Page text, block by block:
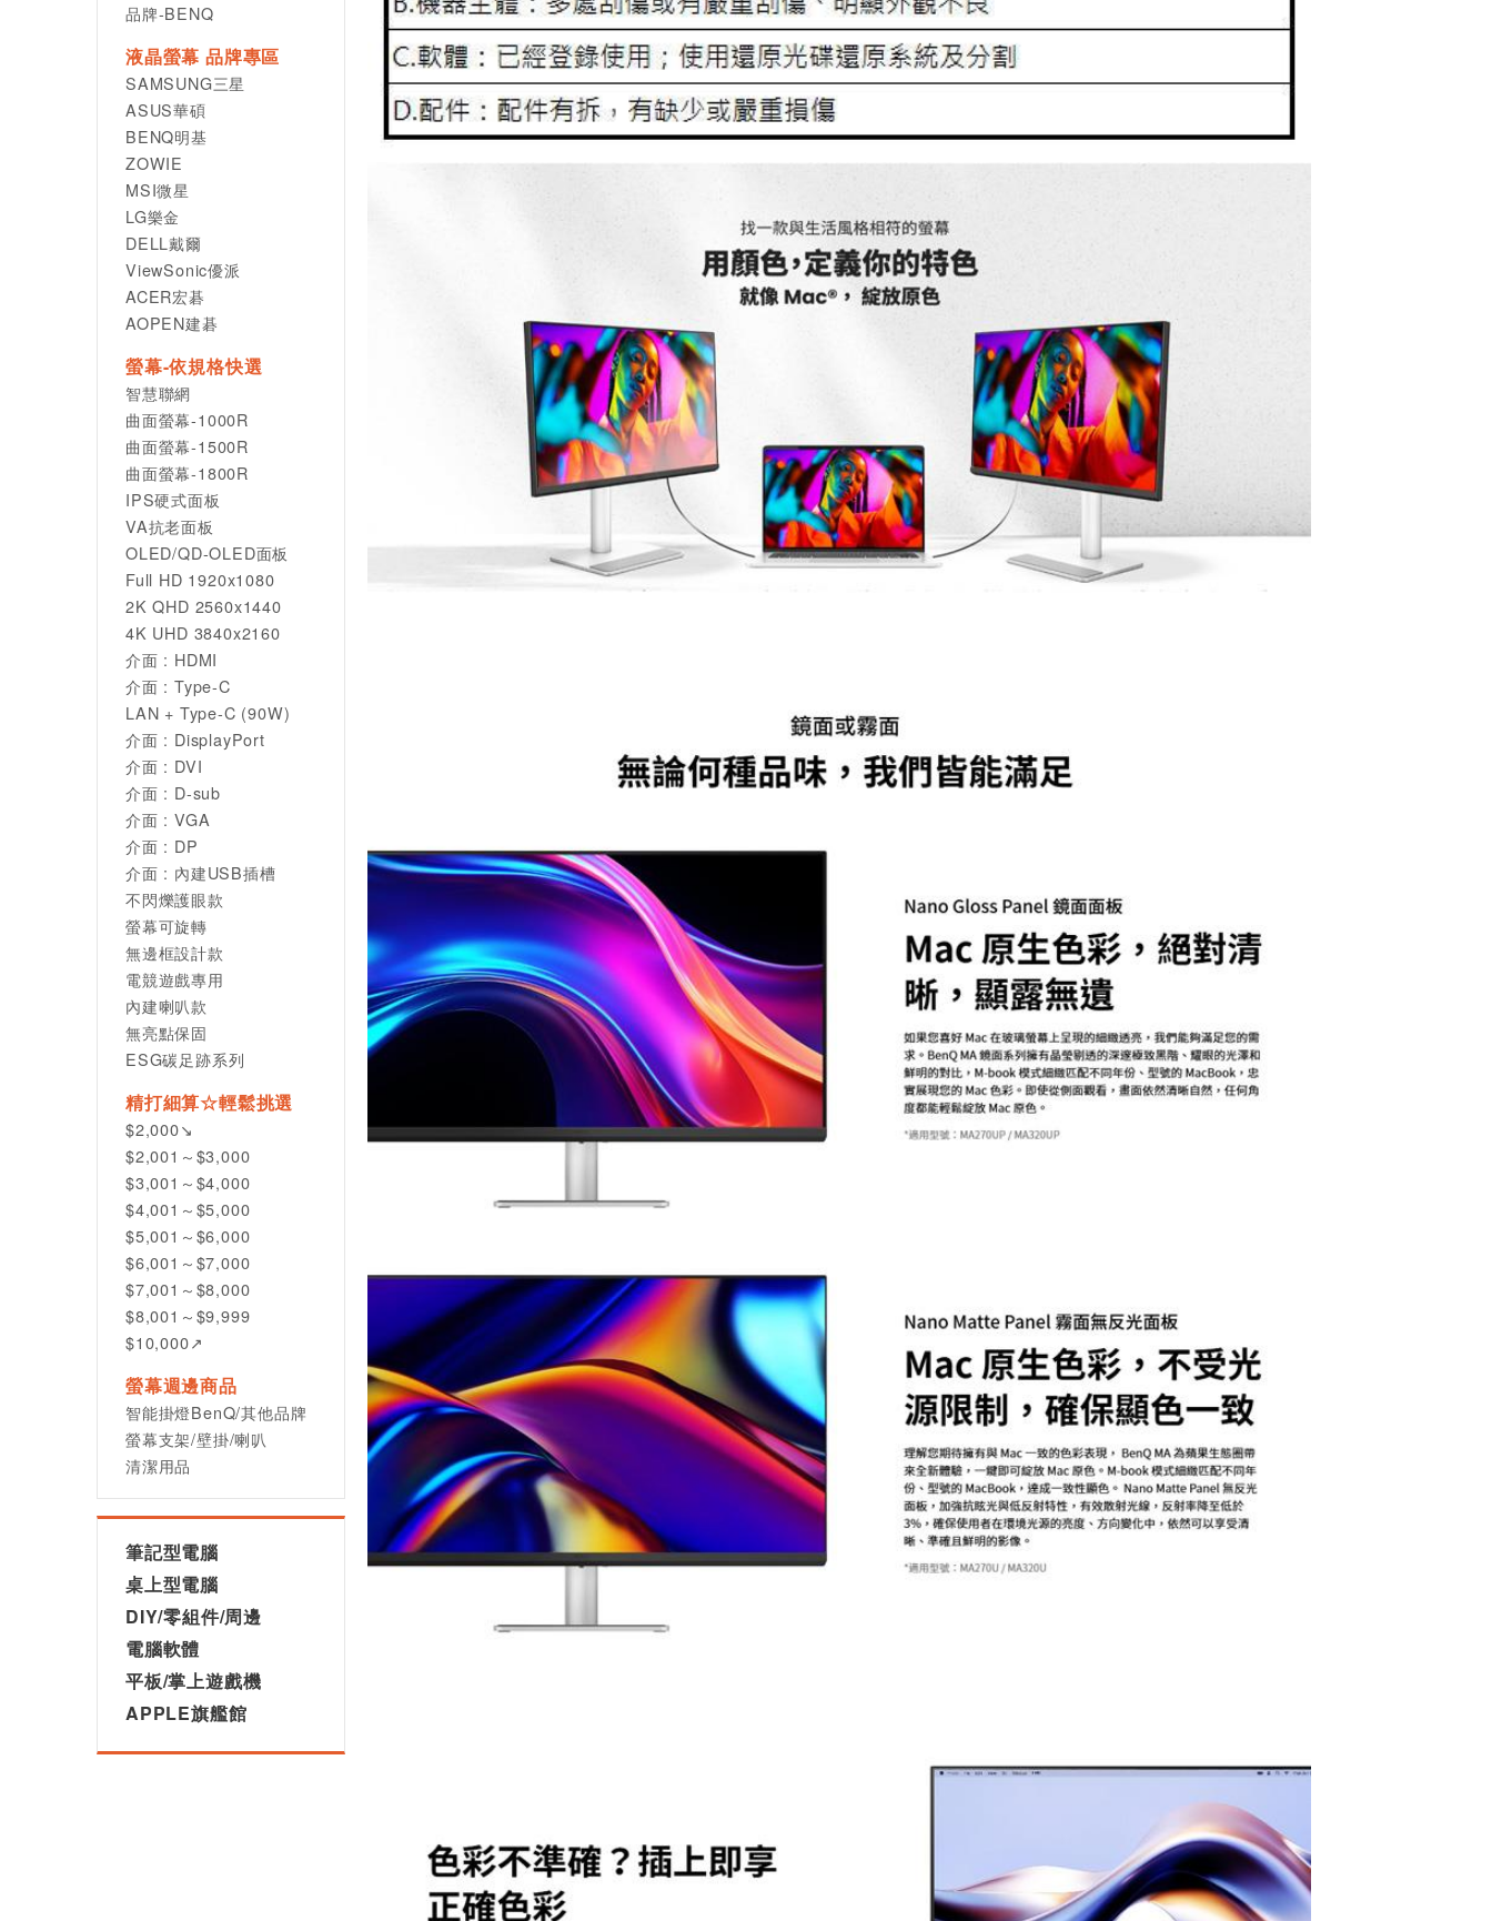
品牌-BENQ
液晶螢幕 品牌專區
SAMSUNG三星
ASUS華碩
BENQ明基
ZOWIE
MSI微星
LG樂金
DELL戴爾
ViewSonic優派
ACER宏碁
AOPEN建碁
螢幕-依規格快選
智慧聯網
曲面螢幕-1000R
曲面螢幕-1500R
曲面螢幕-1800R
IPS硬式面板
VA抗老面板
OLED/QD-OLED面板
Full HD 1920x1080
2K QHD 2560x1440
4K UHD 3840x2160
介面 : HDMI
介面 : Type-C
LAN + Type-C (90W)
介面 : DisplayPort
介面 : DVI
介面 : D-sub
介面 : VGA
介面 : DP
介面 : 內建USB插槽
不閃爍護眼款
螢幕可旋轉
無邊框設計款
電競遊戲專用
內建喇叭款
無亮點保固
ESG碳足跡系列
精打細算☆輕鬆挑選
$2,000↘
$2,001～$3,000
$3,001～$4,000
$4,001～$5,000
$5,001～$6,000
$6,001～$7,000
$7,001～$8,000
$8,001～$9,999
$10,000↗
螢幕週邊商品
智能掛燈BenQ/其他品牌
螢幕支架/壁掛/喇叭
清潔用品
筆記型電腦
桌上型電腦
DIY/零組件/周邊
電腦軟體
平板/掌上遊戲機
APPLE旗艦館